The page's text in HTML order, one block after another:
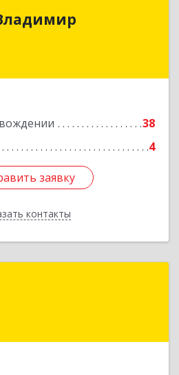
38
4
заявку
контакты
Владимир
Подробнее
заявку
Назад
обл, Ревда г, Азина ул,